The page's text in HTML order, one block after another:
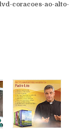
coracoes-ao-alto-